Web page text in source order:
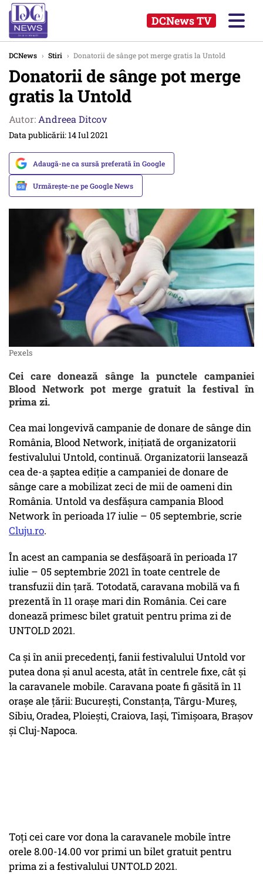
DCNews TV
DCNews › Stiri › Donatorii de sânge pot merge gratis la Untold
Donatorii de sânge pot merge
gratis la Untold
Autor: Andreea Ditcov
Data publicării: 14 Iul 2021
Adaugă-ne ca sursă preferată în Google
Urmărește-ne pe Google News
Pexels
Cei care donează sânge la punctele campaniei
Blood Network pot merge gratuit la festival în
prima zi.
Cea mai longevivă campanie de donare de sânge din
România, Blood Network, inițiată de organizatorii
festivalului Untold, continuă. Organizatorii lansează
cea de-a șaptea ediție a campaniei de donare de
sânge care a mobilizat zeci de mii de oameni din
România. Untold va desfăşura campania Blood
Network în perioada 17 iulie – 05 septembrie, scrie
Cluju.ro.
În acest an campania se desfășoară în perioada 17
iulie – 05 septembrie 2021 în toate centrele de
transfuzii din țară. Totodată, caravana mobilă va fi
prezentă în 11 orașe mari din România. Cei care
donează primesc bilet gratuit pentru prima zi de
UNTOLD 2021.
Ca și în anii precedenți, fanii festivalului Untold vor
putea dona și anul acesta, atât în centrele fixe, cât și
la caravanele mobile. Caravana poate fi găsită în 11
orașe ale țării: București, Constanța, Târgu-Mureș,
Sibiu, Oradea, Ploiești, Craiova, Iași, Timișoara, Brașov
și Cluj-Napoca.
Toți cei care vor dona la caravanele mobile între
orele 8.00-14.00 vor primi un bilet gratuit pentru
prima zi a festivalului UNTOLD 2021.